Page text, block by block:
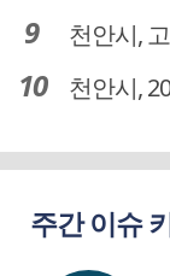
천안시, 고액
천안시,
주간 이슈